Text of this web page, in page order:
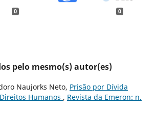
0 0
pelo mesmo(s) autor(es)
Naujorks Neto, Prisão por Dívida
Humanos , Revista da Emeron: n.